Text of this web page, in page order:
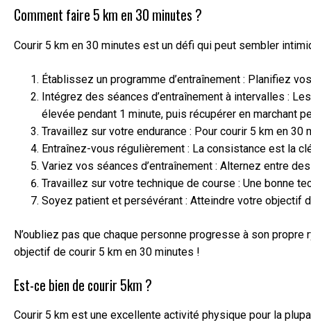
Comment faire 5 km en 30 minutes ?
Courir 5 km en 30 minutes est un défi qui peut sembler
Établissez un programme d’entraînement : Planifiez
Intégrez des séances d’entraînement à intervalles :
élevée pendant 1 minute, puis récupérer en marchant
Travaillez sur votre endurance : Pour courir 5 km en
Entraînez-vous régulièrement : La consistance est la
Variez vos séances d’entraînement : Alternez entre
Travaillez sur votre technique de course : Une bonne
Soyez patient et persévérant : Atteindre votre objectif
N’oubliez pas que chaque personne progresse à son
objectif de courir 5 km en 30 minutes !
Est-ce bien de courir 5km ?
Courir 5 km est une excellente activité physique pour la